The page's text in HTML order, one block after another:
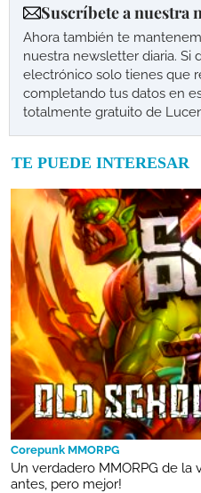
Suscríbete a nuestra
Ahora también te
nuestra newsletter diaria. Si
electrónico solo tienes que
completando tus datos en
totalmente gratuito de
TE PUEDE INTERESAR
Corepunk MMORPG
Un verdadero MMORPG de la
antes, pero mejor!